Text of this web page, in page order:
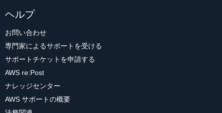
ヘルプ
お問い合わせ
専門家によるサポートを受ける
サポートチケットを申請する
AWS re:Post
ナレッジセンター
AWS サポートの概要